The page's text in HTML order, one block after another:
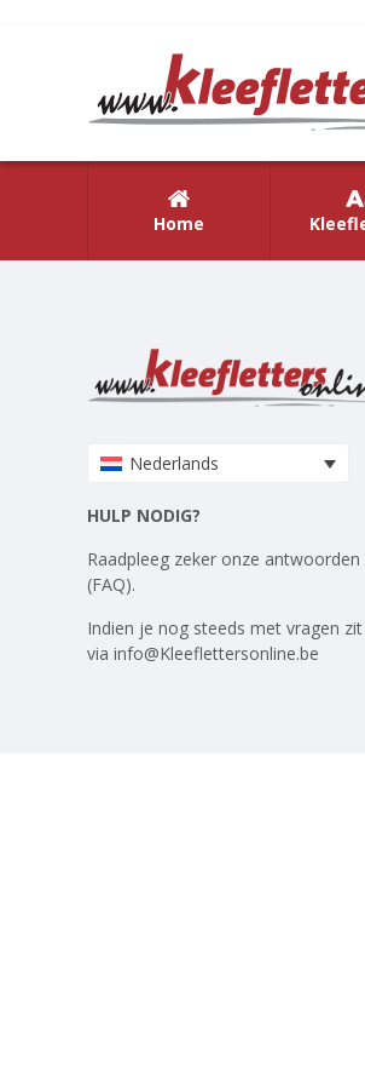
Home
Nederlands
HULP NODIG?
Raadpleeg zeker onze antwoorden
(FAQ).
Indien je nog steeds met vragen
via info@Kleeflettersonline.be